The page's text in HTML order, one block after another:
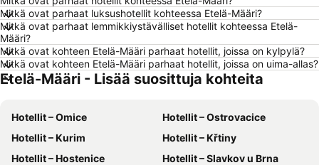
Hotellit – Savonlinna
Hotellit – Gdańsk
Hotellit – Lahti
Hotellit – Hämeenlinna
Hotellit – Seinäjoki
Hotellit – Suomi
Hotellit – Gran Canaria
Hotellit – Malta
Hotellit – Teneriffa
Hotellit – Gardajärvi
Mitkä ovat parhaat luksushotellit kohteessa Etelä-Määri?
Mitkä ovat parhaat lemmikkiystävälliset hotellit kohteessa Etelä-
Määri?
Mitkä ovat kohteen Etelä-Määri parhaat hotellit, joissa on kylpylä?
Mitkä ovat kohteen Etelä-Määri parhaat hotellit, joissa on uima-allas?
Etelä-Määri - Lisää suosittuja kohteita
Hotellit – Omice
Hotellit – Ostrovacice
Hotellit – Kurim
Hotellit – Křtiny
Hotellit – Hostenice
Hotellit – Slavkov u Brna